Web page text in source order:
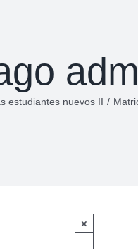
estudiantes nuevos II /
×